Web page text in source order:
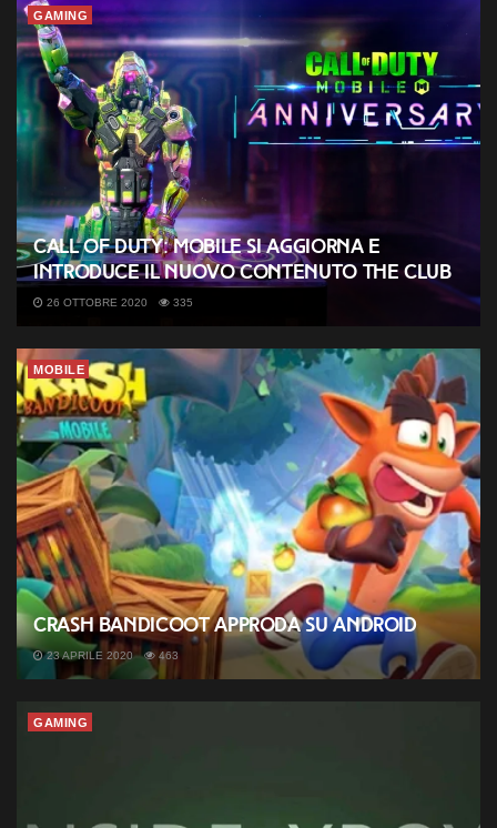
GAMING
Call of Duty: Mobile si aggiorna e
introduce il nuovo contenuto The Club
26 OTTOBRE 2020 335
MOBILE
Crash Bandicoot approda su Android
23 APRILE 2020 463
GAMING